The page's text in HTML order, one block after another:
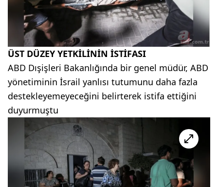
ÜST DÜZEY YETKİLİNİN İSTİFASI
ABD Dışişleri Bakanlığında bir genel müdür, ABD
yönetiminin İsrail yanlısı tutumunu daha fazla
destekleyemeyeceğini belirterek istifa ettiğini
duyurmuştu